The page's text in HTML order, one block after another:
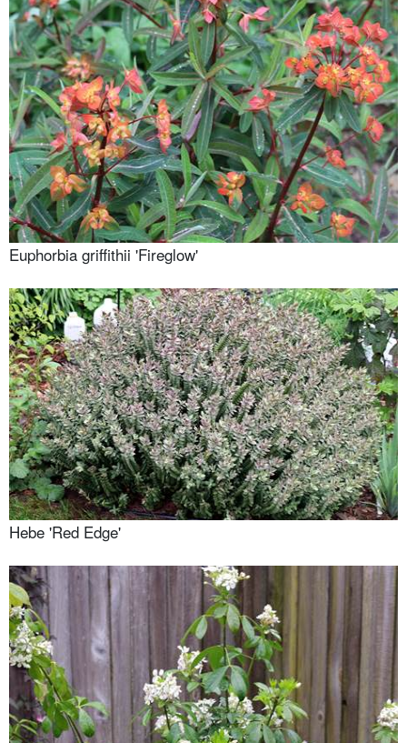
Euphorbia griffithii 'Fireglow'
Hebe 'Red Edge'